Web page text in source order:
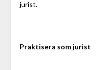
jurist.
Praktisera som jurist